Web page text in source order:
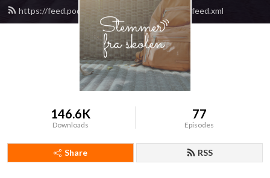
https://feed.podbean.com/stemmerfraskolen/feed.xml
146.6K
Downloads
77
Episodes
Share RSS